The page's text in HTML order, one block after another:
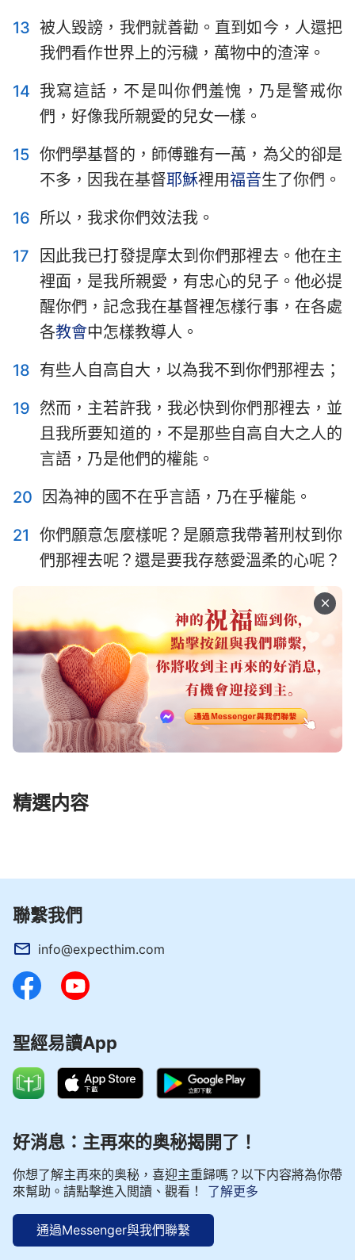
1 2 3 4 5
7
8
9 10 11 12 13
14
15
16
13 被人毀謗，我們就善勸。直到如今，人還把
我們看作世界上的污穢，萬物中的渣滓。
14 我寫這話，不是叫你們羞愧，乃是警戒你
們，好像我所親愛的兒女一樣。
15 你們學基督的，師傅雖有一萬，為父的卻是
不多，因我在基督耶穌裡用福音生了你們。
16 所以，我求你們效法我。
17
因此我已打發提摩太到你們那裡去。他在主
裡面，是我所親愛，有忠心的兒子。他必提
醒你們，記念我在基督裡怎樣行事，在各處
各教會中怎樣教導人。
18 有些人自高自大，以為我不到你們那裡去；
19 然而，主若許我，我必快到你們那裡去，並
且我所要知道的，不是那些自高自大之人的
言語，乃是他們的權能。
20
因為神的國不在乎言語，乃在乎權能。
21
你們願意怎麼樣呢？是願意我帶著刑杖到你
們那裡去呢？還是要我存慈愛溫柔的心呢？
精選内容
聯繫我們
info@expecthim.com
聖經易讀App
好消息：主再來的奥秘揭開了！
你想了解主再來的奥秘，喜迎主重歸嗎？以下内容將為你帶
來幫助。請點擊進入閲讀、觀看！
了解更多
通過Messenger與我們聯繫